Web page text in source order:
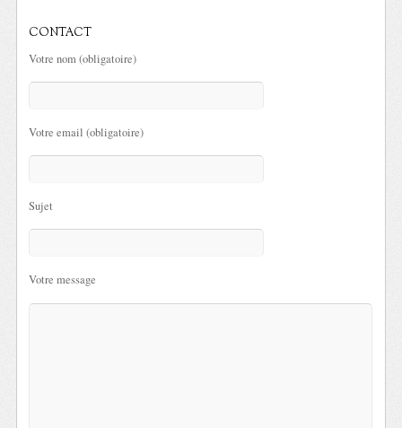
CONTACT
Votre nom (obligatoire)
Votre email (obligatoire)
Sujet
Votre message